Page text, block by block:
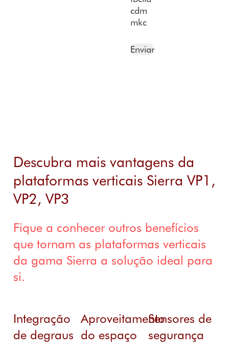
cdm
mkc
Enviar
Descubra mais vantagens da
plataformas verticais Sierra VP1,
VP2, VP3
Fique a conhecer outros benefícios
que tornam as plataformas verticais
da gama Sierra a solução ideal para
si.
Integração
de degraus
Aproveitamento
do espaço
Sensores de
segurança